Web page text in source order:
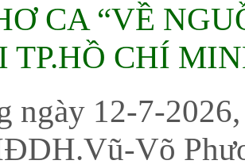
CA “VỀ
TP.HỒ CHÍ
12-7-2026,
Võ